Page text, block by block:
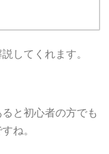
してくれます。
と初心者の方でも
ね。